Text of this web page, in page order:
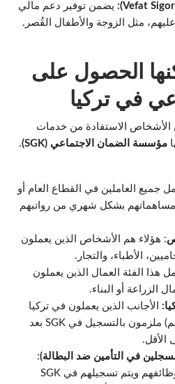
يضمن توفير دعم مالي
مثل الزوجة والأطفال القُصر.
الحصول على
في تركيا
الأشخاص الاستفادة من خدمات
مؤسسة الضمان الاجتماعي (SGK)
.
جميع العاملين في القطاع العام أو
بشكل شهري من رواتبهم
: هؤلاء هم الأشخاص الذين يعملون
الأطباء، والتجار.
هذا الفئة العمال الذين يعملون
الزراعة أو البناء.
الأجانب الذين يعملون في تركيا
(بغض النظر عن جنسيتهم) ملزمون بالتسجيل في SGK بعد
في التأمين ضد البطالة):
الأشخاص الذين فقدوا وظائفهم ويتم تسجيلهم في SGK